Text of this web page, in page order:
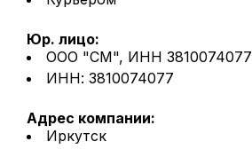
Юр. лицо:
ООО "СМ", ИНН 3810074077
ИНН: 3810074077
Адрес компании:
Иркутск